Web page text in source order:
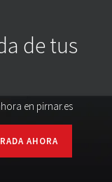
de tus
en pirnar.es
AHORA